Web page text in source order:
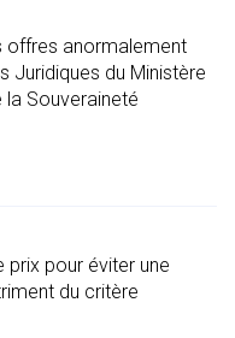
offres anormalement
Juridiques du Ministère
la Souveraineté
prix pour éviter une
du critère